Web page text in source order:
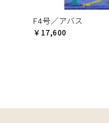
F4号／アバス
￥17,600